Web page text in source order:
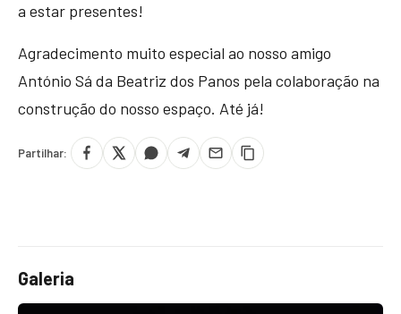
a estar presentes!
Agradecimento muito especial ao nosso amigo
António Sá da Beatriz dos Panos pela colaboração na
construção do nosso espaço. Até já!
Partilhar:
Galeria